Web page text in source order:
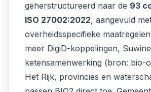
geherstructureerd naar de 93
ISO 27002:2022, aangevuld
overheidsspecifieke
meer DigiD-koppelingen,
ketensamenwerking (bron: bio-
Het Rijk, provincies en